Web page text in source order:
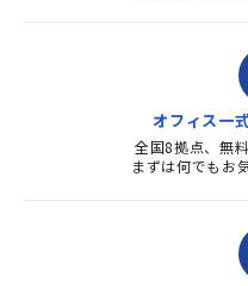
オフィス一
全国8拠点、無
まずは何でもお